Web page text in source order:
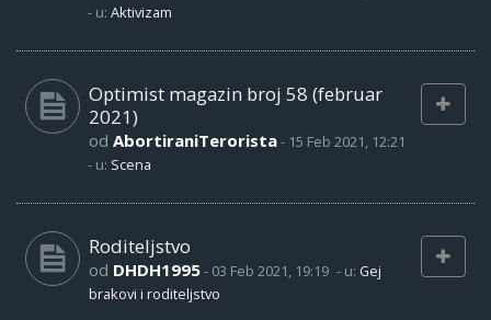
- u: Aktivizam
Optimist magazin broj 58 (februar
2021)
od AbortiraniTerorista- 15 Feb 2021, 12:21
- u: Scena
Roditeljstvo
od DHDH1995- 03 Feb 2021, 19:19 - u: Gej
brakovi i roditeljstvo